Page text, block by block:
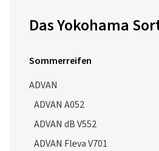
Das Yokohama
Sommerreifen
ADVAN
ADVAN A052
ADVAN dB V552
ADVAN Fleva V701